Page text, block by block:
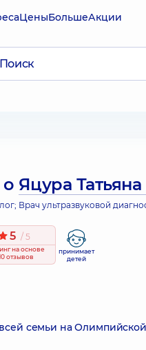
ЦеныБольшеАкции
Яцура
Врач ультразвуковой
5 / 5
на основе
отзывов
принимает
детей
семьи на Олимпийской